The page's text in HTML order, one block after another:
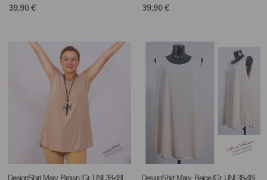
39,90€ 39,90€
DesignShirt Mary, Brown |Gr. UNI 38-48|,
DesignShirt Mary, Beige |Gr. UNI 38-48|,